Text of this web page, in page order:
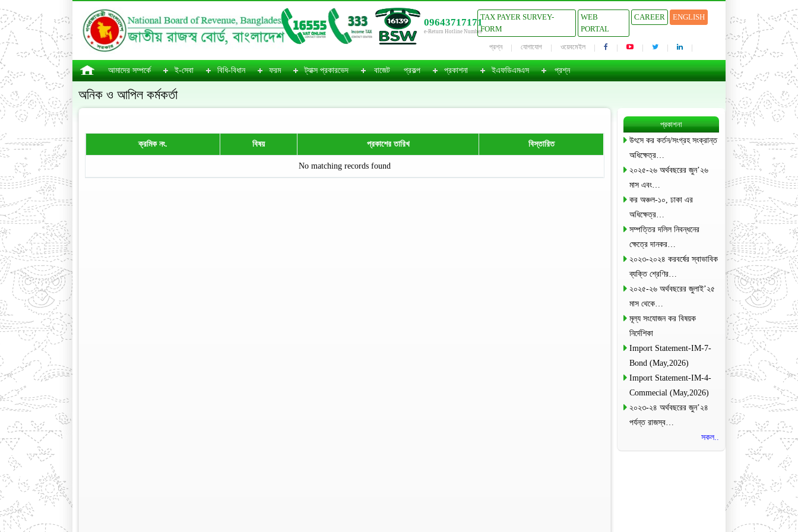
09643717171
e-Return Hotline Number
TAX PAYER SURVEY-
FORM
WEB
PORTAL
CAREER ENGLISH
প্রশ্ন যোগাযোগ ওয়েবমেইল
আমাদের সম্পর্কে ই-সেবা বিধি-বিধান ফরম ট্যাক্স প্রকারভেদ বাজেট প্রকল্প প্রকাশনা ইএফডিএমএস প্রশ্ন
অনিক ও আপিল কর্মকর্তা
ক্রমিক নং. বিষয় প্রকাশের তারিখ বিস্তারিত
No matching records found
প্রকাশনা
উৎসে কর কর্তন/সংগ্রহ সংক্রান্ত
অধিক্ষেত্র…
২০২৫-২৬ অর্থবছরের জুন’২৬
মাস এবং…
কর অঞ্চল-১০, ঢাকা এর
অধিক্ষেত্র…
সম্পত্তির দলিল নিবন্ধনের
ক্ষেত্রে দানকর…
২০২৩-২০২৪ করবর্ষের স্বাভাবিক
ব্যক্তি শ্রেণির…
২০২৫-২৬ অর্থবছরের জুলাই’২৫
মাস থেকে…
মূল্য সংযোজন কর বিষয়ক
নির্দেশিকা
Import Statement-IM-7-
Bond (May,2026)
Import Statement-IM-4-
Commecial (May,2026)
২০২৩-২৪ অর্থবছরের জুন’২৪
পর্যন্ত রাজস্ব…
সকল..